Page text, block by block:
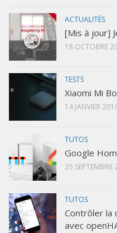
ACTUALITÉS
[Mis à jour]
18 OCTOBRE
TESTS
Xiaomi Mi
14 JANVIER
TUTOS
Google
25 SEPTEMBRE
TUTOS
Contrôler la
avec